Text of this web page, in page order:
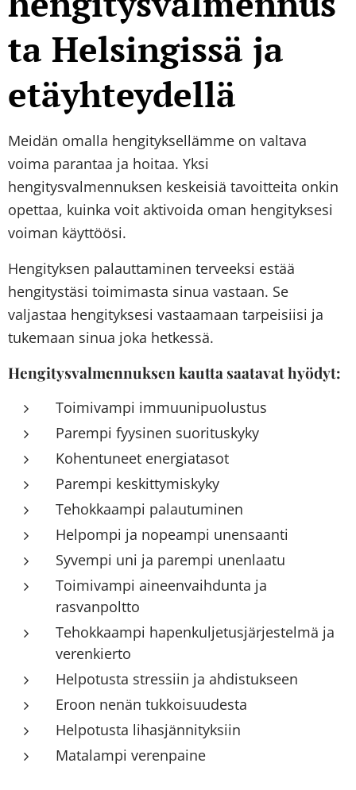
ta Helsingissä ja
etäyhteydellä
Meidän omalla hengityksellämme on valtava
voima parantaa ja hoitaa. Yksi
hengitysvalmennuksen keskeisiä tavoitteita onkin
opettaa, kuinka voit aktivoida oman hengityksesi
voiman käyttöösi.
Hengityksen palauttaminen terveeksi estää
hengitystäsi toimimasta sinua vastaan. Se
valjastaa hengityksesi vastaamaan tarpeisiisi ja
tukemaan sinua joka hetkessä.
Hengitysvalmennuksen kautta saatavat hyödyt:
Toimivampi immuunipuolustus
Parempi fyysinen suorituskyky
Kohentuneet energiatasot
Parempi keskittymiskyky
Tehokkaampi palautuminen
Helpompi ja nopeampi unensaanti
Syvempi uni ja parempi unenlaatu
Toimivampi aineenvaihdunta ja
rasvanpoltto
Tehokkaampi hapenkuljetusjärjestelmä ja
verenkierto
Helpotusta stressiin ja ahdistukseen
Eroon nenän tukkoisuudesta
Helpotusta lihasjännityksiin
Matalampi verenpaine